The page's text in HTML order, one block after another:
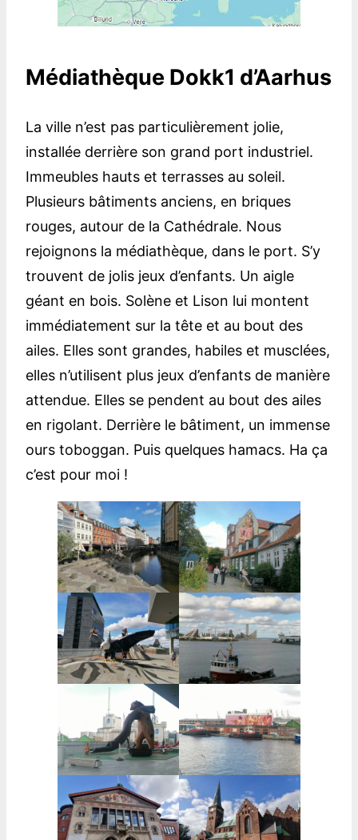
Médiathèque Dokk1 d’Aarhus
La ville n’est pas particulièrement jolie,
installée derrière son grand port industriel.
Immeubles hauts et terrasses au soleil.
Plusieurs bâtiments anciens, en briques
rouges, autour de la Cathédrale. Nous
rejoignons la médiathèque, dans le port. S’y
trouvent de jolis jeux d’enfants. Un aigle
géant en bois. Solène et Lison lui montent
immédiatement sur la tête et au bout des
ailes. Elles sont grandes, habiles et musclées,
elles n’utilisent plus jeux d’enfants de manière
attendue. Elles se pendent au bout des ailes
en rigolant. Derrière le bâtiment, un immense
ours toboggan. Puis quelques hamacs. Ha ça
c’est pour moi !